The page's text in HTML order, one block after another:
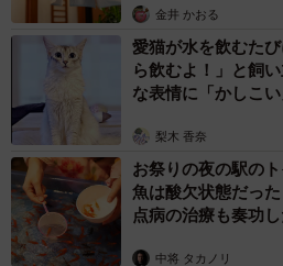
金井 かおる
愛猫が水を飲むた
ら飲むよ！」と飼
な表情に「かしこい
梨木 香奈
お祭りの夜の駅の
魚は酸欠状態だっ
点病の治療も奏功
中将 タカノリ